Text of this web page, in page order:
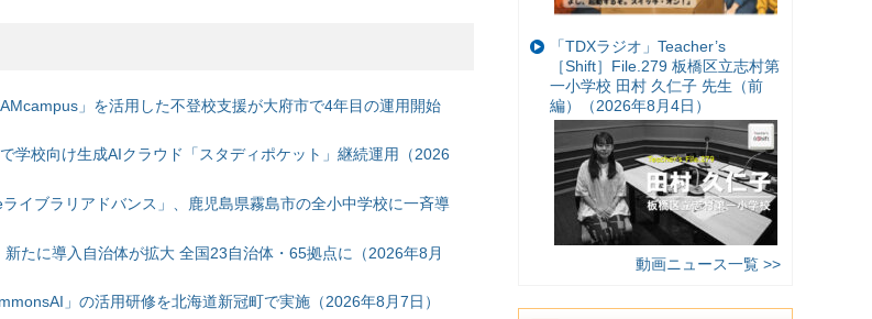
」を活用した不登校支援が大府市で4年目の運用開始
学校向け生成AIクラウド「スタディポケット」継続運用（2026
イブラリアドバンス」、鹿児島県霧島市の全小中学校に一斉導
たに導入自治体が拡大 全国23自治体・65拠点に（2026年8月
」の活用研修を北海道新冠町で実施（2026年8月7日）
「TDXラジオ」Teacher’s
［Shift］File.279 板橋区立志村第
一小学校 田村 久仁子 先生（前
編）（2026年8月4日）
動画ニュース一覧 >>